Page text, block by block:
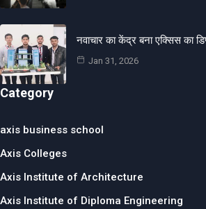
नवाचार का केंद्र बना एक्सिस का
Jan 31, 2026
Category
axis business school
Axis Colleges
Axis Institute of Architecture
Axis Institute of Diploma Engineering